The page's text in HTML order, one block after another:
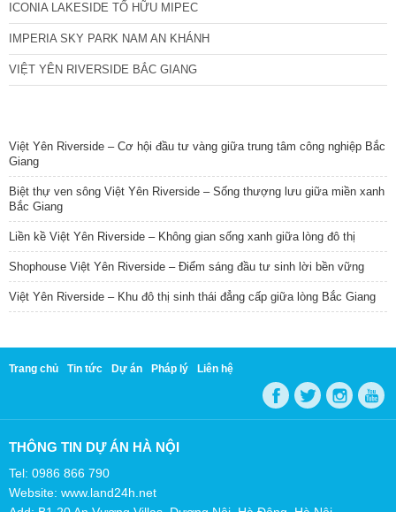
ICONIA LAKESIDE TỐ HỮU MIPEC
IMPERIA SKY PARK NAM AN KHÁNH
VIỆT YÊN RIVERSIDE BẮC GIANG
Việt Yên Riverside – Cơ hội đầu tư vàng giữa trung tâm công nghiệp Bắc
Giang
Biệt thự ven sông Việt Yên Riverside – Sống thượng lưu giữa miền xanh
Bắc Giang
Liền kề Việt Yên Riverside – Không gian sống xanh giữa lòng đô thị
Shophouse Việt Yên Riverside – Điểm sáng đầu tư sinh lời bền vững
Việt Yên Riverside – Khu đô thị sinh thái đẳng cấp giữa lòng Bắc Giang
Trang chủ Tin tức Dự án Pháp lý Liên hệ
THÔNG TIN DỰ ÁN HÀ NỘI
Tel: 0986 866 790
Website: www.land24h.net